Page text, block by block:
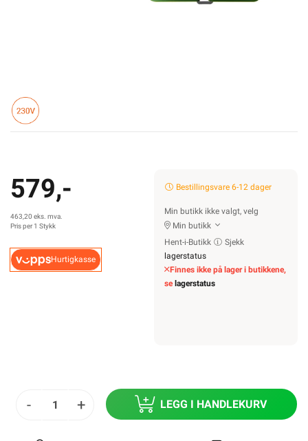
579,-
463,20 eks. mva.
Pris per 1 Stykk
Hurtigkasse
Bestillingsvare 6-12 dager
Min butikk ikke valgt, velg
Min butikk
Hent-i-Butikk
Sjekk
lagerstatus
Finnes ikke på lager i butikkene,
se lagerstatus
- + LEGG I HANDLEKURV